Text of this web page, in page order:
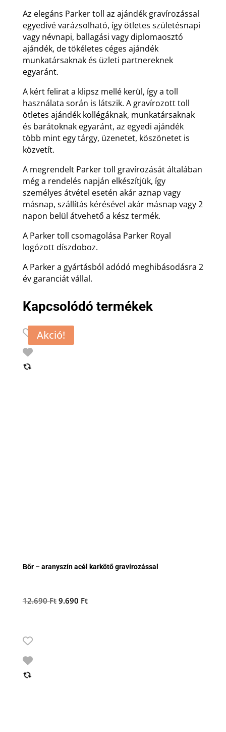
Az elegáns Parker toll az ajándék gravírozással
egyedivé varázsolható, így ötletes születésnapi
vagy névnapi, ballagási vagy diplomaosztó
ajándék, de tökéletes céges ajándék
munkatársaknak és üzleti partnereknek
egyaránt.
A kért felirat a klipsz mellé kerül, így a toll
használata során is látszik. A gravírozott toll
ötletes ajándék kollégáknak, munkatársaknak
és barátoknak egyaránt, az egyedi ajándék
több mint egy tárgy, üzenetet, köszönetet is
közvetít.
A megrendelt Parker toll gravírozását általában
még a rendelés napján elkészítjük, így
személyes átvétel esetén akár aznap vagy
másnap, szállítás kérésével akár másnap vagy 2
napon belül átvehető a kész termék.
A Parker toll csomagolása Parker Royal
logózott díszdoboz.
A Parker a gyártásból adódó meghibásodásra 2
év garanciát vállal.
Kapcsolódó termékek
Akció!
Bőr – aranyszín acél karkötő gravírozással
12.690Ft Original
9.690 FtCurrent